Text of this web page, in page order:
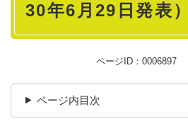
30年6月29日発表）
ページID：0006897
ページ内目次